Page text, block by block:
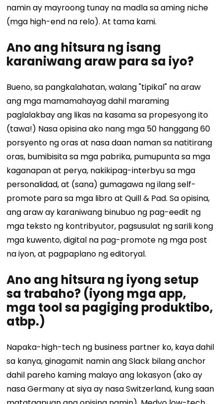
namin ay mayroong tunay na madla sa aming niche
(mga high-end na relo). At tama kami.
Ano ang hitsura ng isang
karaniwang araw para sa iyo?
Bueno, sa pangkalahatan, walang "tipikal" na araw
ang mga mamamahayag dahil maraming
paglalakbay ang likas na kasama sa propesyong ito
(tawa!) Nasa opisina ako nang mga 50 hanggang 60
porsyento ng oras at nasa daan naman sa natitirang
oras, bumibisita sa mga pabrika, pumupunta sa mga
kaganapan at perya, nakikipag-interbyu sa mga
personalidad, at (sana) gumagawa ng ilang self-
promote para sa mga libro at Quill & Pad. Sa opisina,
ang araw ay karaniwang binubuo ng pag-eedit ng
mga teksto ng kontribyutor, pagsusulat ng sarili kong
mga kuwento, digital na pag-promote ng mga post
na iyon, at pagpaplano ng editoryal.
Ano ang hitsura ng iyong setup
sa trabaho? (iyong mga app,
mga tool sa pagiging produktibo,
atbp.)
Napaka-high-tech ng business partner ko, kaya dahil
sa kanya, ginagamit namin ang Slack bilang anchor
dahil pareho kaming malayo ang lokasyon (ako ay
nasa Germany at siya ay nasa Switzerland, kung saan